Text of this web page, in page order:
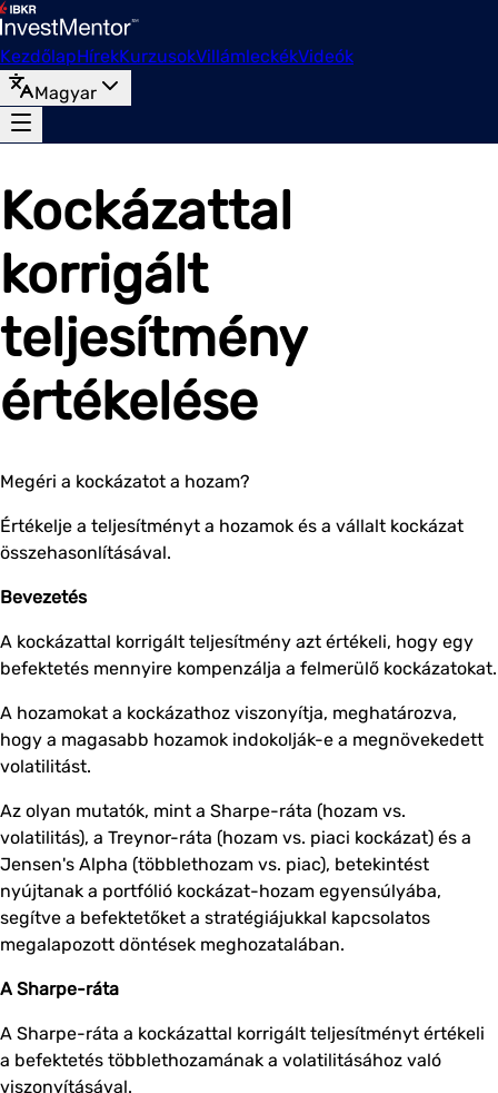
KezdőlapHírekKurzusokVillámleckékVideók
Magyar
Kockázattal
korrigált
teljesítmény
értékelése
Megéri a kockázatot a hozam?
Értékelje a teljesítményt a hozamok és a vállalt kockázat
összehasonlításával.
Bevezetés
A kockázattal korrigált teljesítmény azt értékeli, hogy egy
befektetés mennyire kompenzálja a felmerülő kockázatokat.
A hozamokat a kockázathoz viszonyítja, meghatározva,
hogy a magasabb hozamok indokolják-e a megnövekedett
volatilitást.
Az olyan mutatók, mint a Sharpe-ráta (hozam vs.
volatilitás), a Treynor-ráta (hozam vs. piaci kockázat) és a
Jensen's Alpha (többlethozam vs. piac), betekintést
nyújtanak a portfólió kockázat-hozam egyensúlyába,
segítve a befektetőket a stratégiájukkal kapcsolatos
megalapozott döntések meghozatalában.
A Sharpe-ráta
A Sharpe-ráta a kockázattal korrigált teljesítményt értékeli
a befektetés többlethozamának a volatilitásához való
viszonyításával.